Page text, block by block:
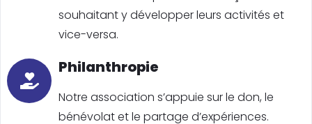
souhaitant y développer leurs activités et
vice-versa.
Philanthropie
Notre association s’appuie sur le don, le
bénévolat et le partage d’expériences.